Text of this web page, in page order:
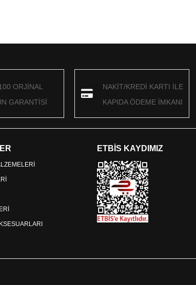
ORJİNAL
GARANTİSİ
NAKİT/KREDİ KARTI İLE
KAPIDA ÖDEME İMKANI
ETBİS KAYDIMIZ